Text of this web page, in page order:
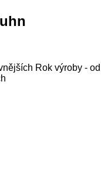
Rok výroby - od